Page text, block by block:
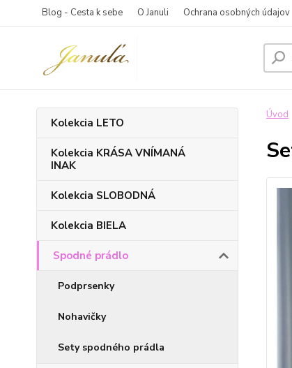
Blog - Cesta k sebe O Januli Ochrana osobných údajov
Kolekcia LETO
Kolekcia KRÁSA VNÍMANÁ
INAK
Kolekcia SLOBODNÁ
Kolekcia BIELA
Spodné prádlo
Podprsenky
Nohavičky
Sety spodného prádla
Úvod